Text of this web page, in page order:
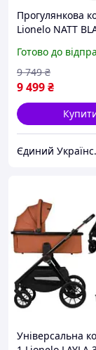
Прогулянкова
Lionelo NATT
Готово до
9 499₴
9 749 ₴
Універсальна